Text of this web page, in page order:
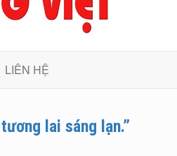
LIÊN HỆ
lai sáng lạn.”